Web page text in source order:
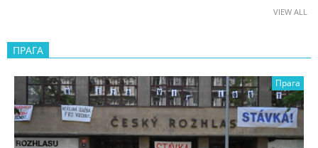
VIEW ALL
ПРАГА
Прага